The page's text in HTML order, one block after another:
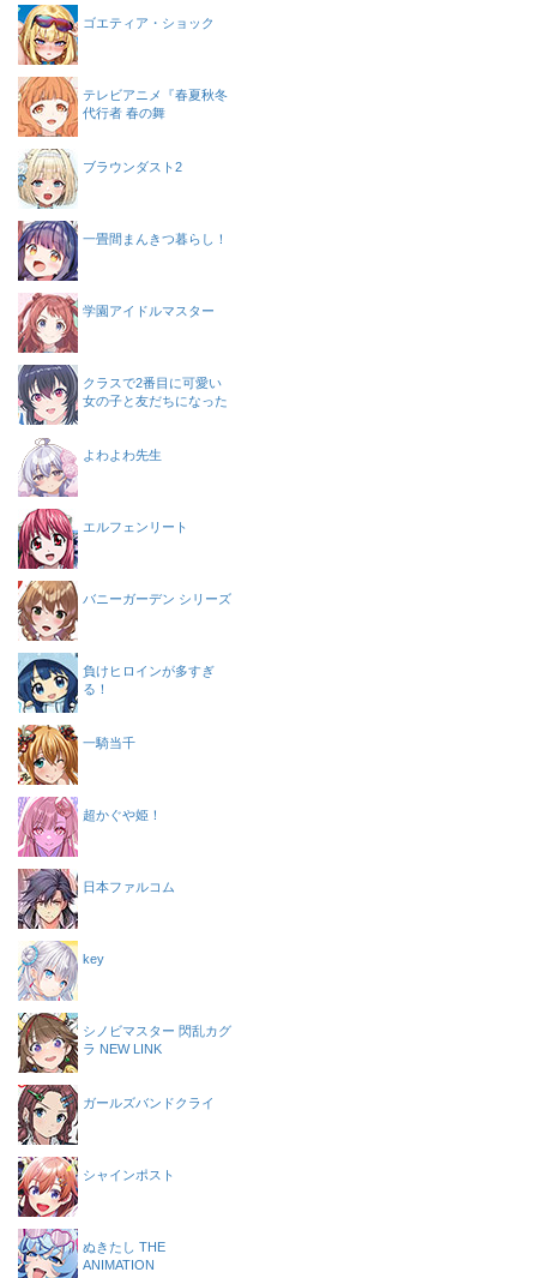
ゴエティア・ショック
テレビアニメ『春夏秋冬
代行者 春の舞
ブラウンダスト2
一畳間まんきつ暮らし！
学園アイドルマスター
クラスで2番目に可愛い
女の子と友だちになった
よわよわ先生
エルフェンリート
バニーガーデン シリーズ
負けヒロインが多すぎ
る！
一騎当千
超かぐや姫！
日本ファルコム
key
シノビマスター 閃乱カグ
ラ NEW LINK
ガールズバンドクライ
シャインポスト
ぬきたし THE
ANIMATION